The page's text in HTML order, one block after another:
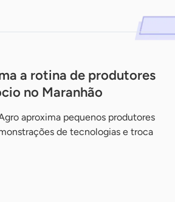
a rotina de produtores
no Maranhão
aproxima pequenos produtores
de tecnologias e troca